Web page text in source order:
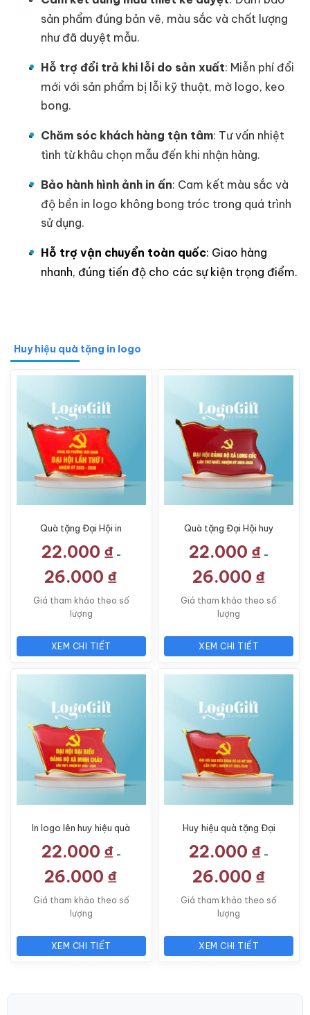
sản phẩm đúng bản vẽ, màu sắc và chất lượng
như đã duyệt mẫu.
Hỗ trợ đổi trả khi lỗi do sản xuất: Miễn phí đổi
mới với sản phẩm bị lỗi kỹ thuật, mờ logo, keo
bong.
Chăm sóc khách hàng tận tâm: Tư vấn nhiệt
tình từ khâu chọn mẫu đến khi nhận hàng.
Bảo hành hình ảnh in ấn: Cam kết màu sắc và
độ bền in logo không bong tróc trong quá trình
sử dụng.
Hỗ trợ vận chuyển toàn quốc: Giao hàng
nhanh, đúng tiến độ cho các sự kiện trọng điểm.
Huy hiệu quà tặng in logo
Quà tặng Đại Hội in
màu đỏ LG-HH02
22.000 ₫ -
26.000 ₫
Giá tham khảo theo số
lượng
XEM CHI TIẾT
Quà tặng Đại Hội huy
đỏ LG-HH04
22.000 ₫ -
26.000 ₫
Giá tham khảo theo số
lượng
XEM CHI TIẾT
In logo lên huy hiệu quà
màu đỏ LG-HH03
22.000 ₫ -
26.000 ₫
Giá tham khảo theo số
lượng
XEM CHI TIẾT
Huy hiệu quà tặng Đại
đỏ LG-HH01
22.000 ₫ -
26.000 ₫
Giá tham khảo theo số
lượng
XEM CHI TIẾT